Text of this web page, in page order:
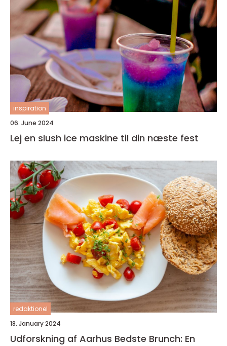
inspiration
06. June 2024
Lej en slush ice maskine til din næste fest
redaktionel
18. January 2024
Udforskning af Aarhus Bedste Brunch: En